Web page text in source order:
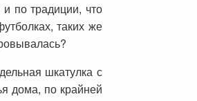
по традиции, что
таких же
шкатулка с
дома, по крайней